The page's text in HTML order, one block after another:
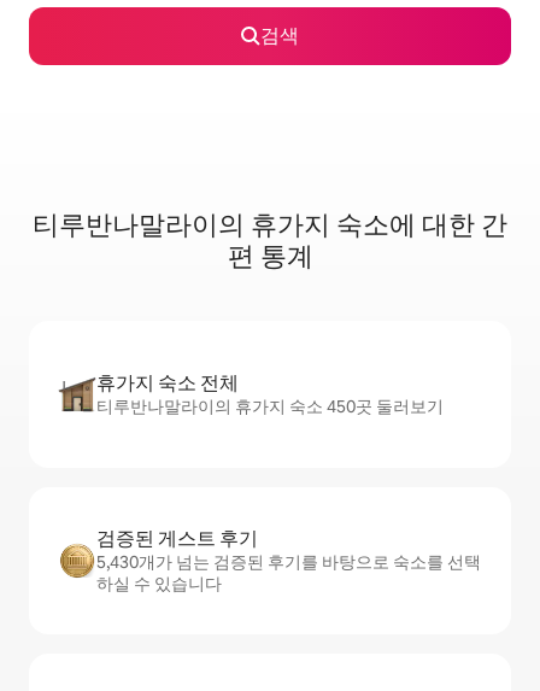
검색
티루반나말라이의 휴가지 숙소에 대한 간
편 통계
휴가지 숙소 전체
티루반나말라이의 휴가지 숙소 450곳 둘러보기
검증된 게스트 후기
5,430개가 넘는 검증된 후기를 바탕으로 숙소를 선택
하실 수 있습니다